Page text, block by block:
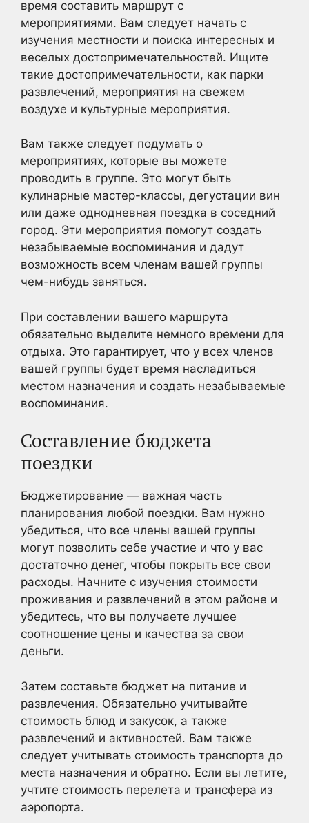
время составить маршрут с
мероприятиями. Вам следует начать с
изучения местности и поиска интересных и
веселых достопримечательностей. Ищите
такие достопримечательности, как парки
развлечений, мероприятия на свежем
воздухе и культурные мероприятия.
Вам также следует подумать о
мероприятиях, которые вы можете
проводить в группе. Это могут быть
кулинарные мастер-классы, дегустации вин
или даже однодневная поездка в соседний
город. Эти мероприятия помогут создать
незабываемые воспоминания и дадут
возможность всем членам вашей группы
чем-нибудь заняться.
При составлении вашего маршрута
обязательно выделите немного времени для
отдыха. Это гарантирует, что у всех членов
вашей группы будет время насладиться
местом назначения и создать незабываемые
воспоминания.
Составление бюджета
поездки
Бюджетирование — важная часть
планирования любой поездки. Вам нужно
убедиться, что все члены вашей группы
могут позволить себе участие и что у вас
достаточно денег, чтобы покрыть все свои
расходы. Начните с изучения стоимости
проживания и развлечений в этом районе и
убедитесь, что вы получаете лучшее
соотношение цены и качества за свои
деньги.
Затем составьте бюджет на питание и
развлечения. Обязательно учитывайте
стоимость блюд и закусок, а также
развлечений и активностей. Вам также
следует учитывать стоимость транспорта до
места назначения и обратно. Если вы летите,
учтите стоимость перелета и трансфера из
аэропорта.